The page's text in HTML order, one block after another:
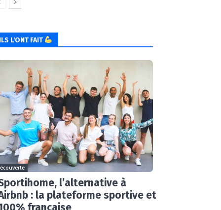
ILS L'ONT FAIT
l’alternative à
: la plateforme sportive et